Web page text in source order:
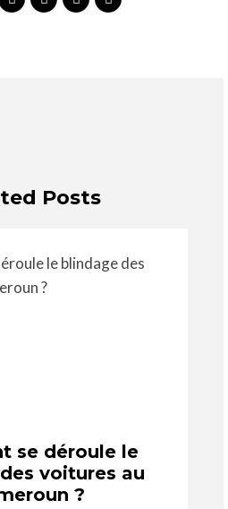
Posts
se déroule le
voitures au
?